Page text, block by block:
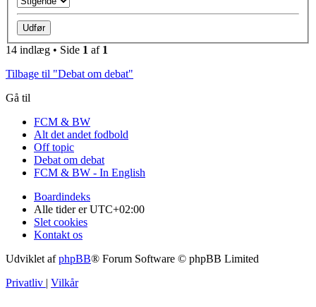
14 indlæg • Side 1 af 1
Tilbage til "Debat om debat"
Gå til
FCM & BW
Alt det andet fodbold
Off topic
Debat om debat
FCM & BW - In English
Boardindeks
Alle tider erUTC+02:00
Slet cookies
Kontakt os
Udviklet afphpBB® Forum Software © phpBB Limited
Privatliv | Vilkår